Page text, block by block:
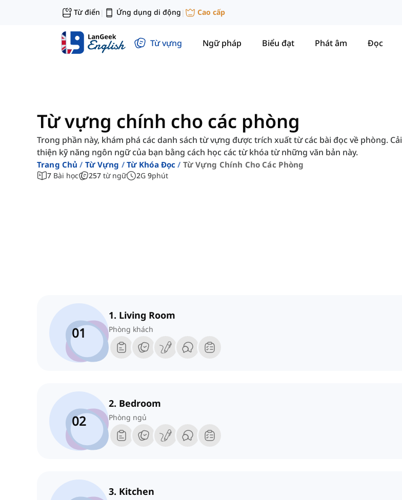
Từ điển | Ứng dụng di động | Cao cấp
Từ vựng Ngữ pháp Biểu đạt Phát âm Đọc
Từ vựng chính cho các phòng
Trong phần này, khám phá các danh sách từ vựng được trích xuất từ các bài đọc về phòng. Cải
thiện kỹ năng ngôn ngữ của bạn bằng cách học các từ khóa từ những văn bản này.
Trang Chủ Từ Vựng Từ Khóa Đọc Từ Vựng Chính Cho Các Phòng
7 Bài học 257 từ ngữ 2G 9phút
01
1. Living Room
Phòng khách
02
2. Bedroom
Phòng ngủ
3. Kitchen